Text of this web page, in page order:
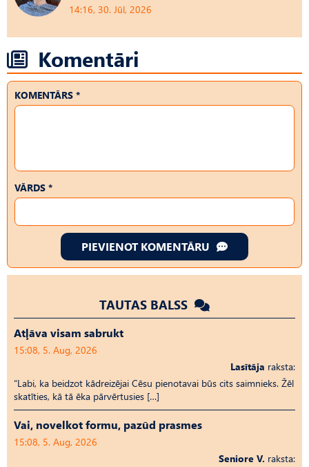
14:16, 30. Jūl, 2026
Komentāri
KOMENTĀRS *
VĀRDS *
PIEVIENOT KOMENTĀRU
TAUTAS BALSS
Atļāva visam sabrukt
15:08, 5. Aug, 2026
Lasītāja raksta:
“Labi, ka beidzot kādreizējai Cēsu pienotavai būs cits saimnieks. Žēl
skatīties, kā tā ēka pārvērtusies […]
Vai, novelkot formu, pazūd prasmes
15:08, 5. Aug, 2026
Seniore V. raksta: